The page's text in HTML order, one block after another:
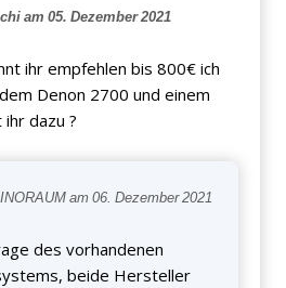
am 05. Dezember 2021
ihr empfehlen bis 800€ ich
Denon 2700 und einem
ihr dazu ?
am 06. Dezember 2021
des vorhandenen
beide Hersteller